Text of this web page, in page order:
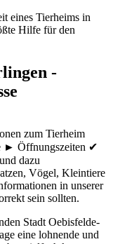
eines Tierheims in
Hilfe für den
-
zum Tierheim
► Öffnungszeiten ✔
dazu
Vögel, Kleintiere
in unserer
sein sollten.
Stadt Oebisfelde-
eine lohnende und